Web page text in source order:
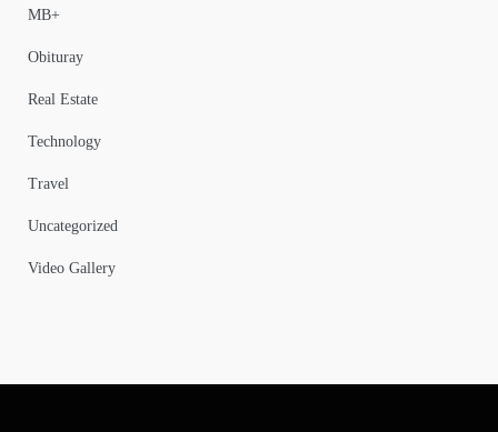
MB+
Obituray
Real Estate
Technology
Travel
Uncategorized
Video Gallery